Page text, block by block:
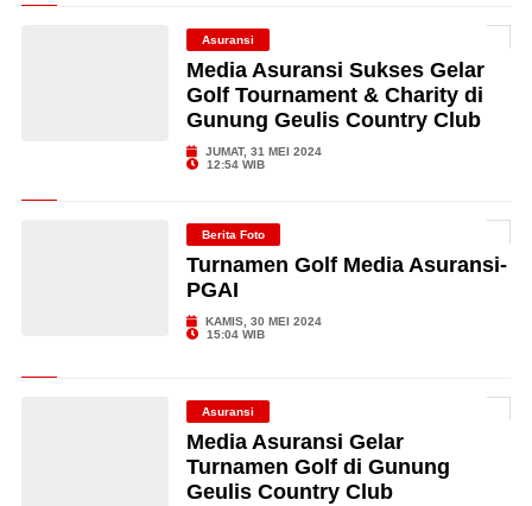
Asuransi
Media Asuransi Sukses Gelar
Golf Tournament & Charity di
Gunung Geulis Country Club
JUMAT, 31 MEI 2024
12:54 WIB
Berita Foto
Turnamen Golf Media Asuransi-
PGAI
KAMIS, 30 MEI 2024
15:04 WIB
Asuransi
Media Asuransi Gelar
Turnamen Golf di Gunung
Geulis Country Club